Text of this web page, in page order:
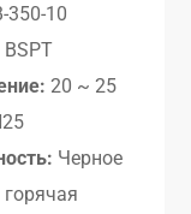
350-10
BSPT
20 ~ 25
Черное